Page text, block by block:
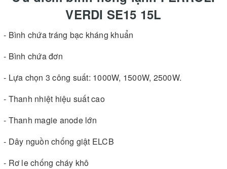
VERDI SE15 15L
- Bình chứa tráng bạc kháng khuẩn
- Bình chứa đơn
- Lựa chọn 3 công suất: 1000W, 1500W, 2500W.
- Thanh nhiệt hiệu suất cao
- Thanh magie anode lớn
- Dây nguồn chống giật ELCB
- Rơ le chống cháy khô